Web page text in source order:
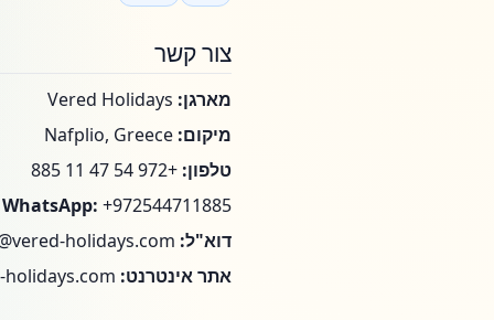
צור קשר
מארגן:
מיקום:
טלפון: +972 54 47 11 885
WhatsApp: +972544711885
דוא"ל: holidays.com
אתר אינטרנט: